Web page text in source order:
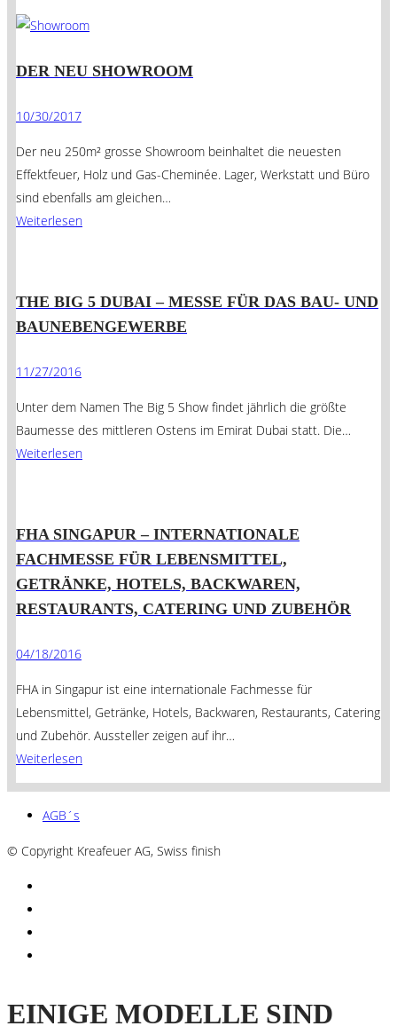
DER NEU SHOWROOM
10/30/2017
Der neu 250m² grosse Showroom beinhaltet die neuesten
Effektfeuer, Holz und Gas-Cheminée. Lager, Werkstatt und Büro
sind ebenfalls am gleichen…
Weiterlesen
THE BIG 5 DUBAI – MESSE FÜR DAS BAU- UND
BAUNEBENGEWERBE
11/27/2016
Unter dem Namen The Big 5 Show findet jährlich die größte
Baumesse des mittleren Ostens im Emirat Dubai statt. Die…
Weiterlesen
FHA SINGAPUR – INTERNATIONALE
FACHMESSE FÜR LEBENSMITTEL,
GETRÄNKE, HOTELS, BACKWAREN,
RESTAURANTS, CATERING UND ZUBEHÖR
04/18/2016
FHA in Singapur ist eine internationale Fachmesse für
Lebensmittel, Getränke, Hotels, Backwaren, Restaurants, Catering
und Zubehör. Aussteller zeigen auf ihr…
Weiterlesen
AGB´s
© Copyright Kreafeuer AG, Swiss finish
EINIGE MODELLE SIND